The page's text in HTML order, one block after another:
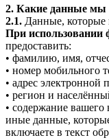
2. Какие данные мы
2.1. Данные, которые
При использовании
предоставить:
• фамилию, имя,
• номер мобильного
• адрес электронной
• регион и
• содержание
иные данные,
включаете в текст